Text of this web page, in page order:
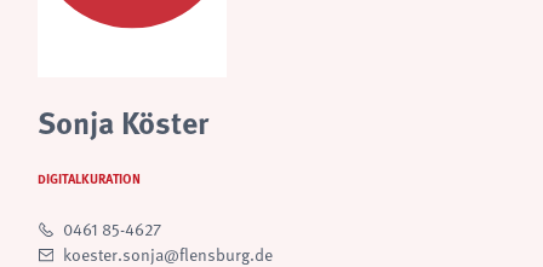
Sonja Köster
DIGITALKURATION
0461 85-4627
koester.sonja@flensburg.de